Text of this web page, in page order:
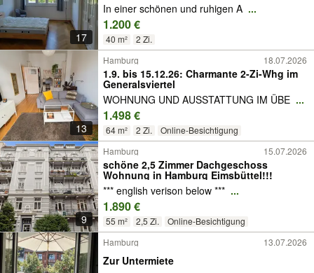
17
In einer schönen und ruhigen A ...
1.200 €
40 m² 2 Zi.
13
Hamburg 18.07.2026
1.9. bis 15.12.26: Charmante 2-Zi-Whg im
Generalsviertel
WOHNUNG UND AUSSTATTUNG IM ÜBE ...
1.498 €
64 m² 2 Zi. Online-Besichtigung
9
Hamburg 15.07.2026
schöne 2,5 Zimmer Dachgeschoss
Wohnung in Hamburg Eimsbüttel!!!
*** english verison below *** ...
1.890 €
55 m² 2,5 Zi.
Online-Besichtigung
Hamburg
13.07.2026
Zur Untermiete